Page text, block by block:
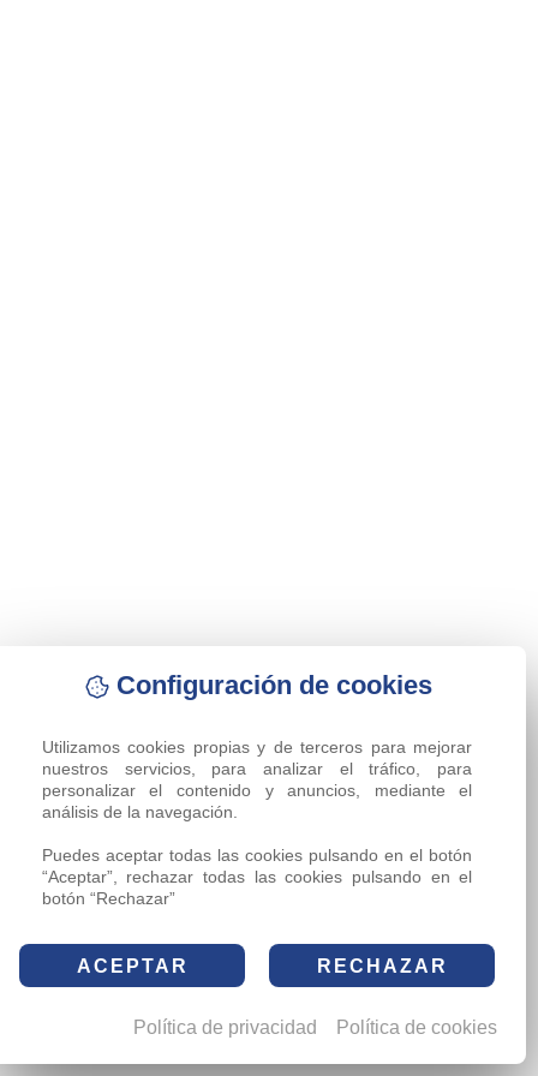
Configuración de cookies
Utilizamos cookies propias y de terceros para mejorar
nuestros servicios, para analizar el tráfico, para
personalizar el contenido y anuncios, mediante el
análisis de la navegación.
Puedes aceptar todas las cookies pulsando en el botón
“Aceptar”, rechazar todas las cookies pulsando en el
botón “Rechazar”
ACEPTAR RECHAZAR
Política de privacidad Política de cookies